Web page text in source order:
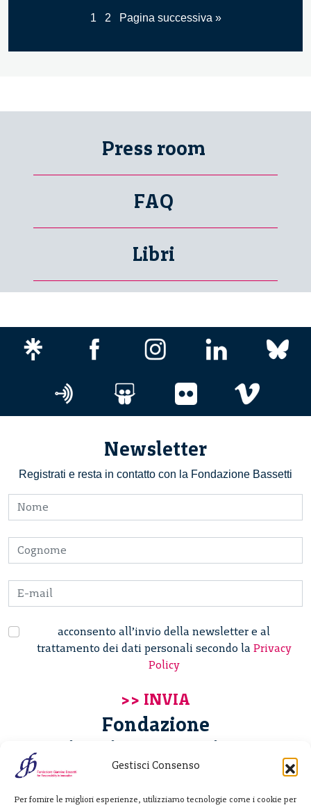
Gestisci Consenso
Per fornire le migliori esperienze, utilizziamo tecnologie come i cookie per
1 2 Pagina successiva »
Press room
FAQ
Libri
Newsletter
Registrati e resta in contatto con la Fondazione Bassetti
acconsento all’invio della newsletter e al
trattamento dei dati personali secondo la Privacy
Policy
Fondazione
Giannino Bassetti ETS